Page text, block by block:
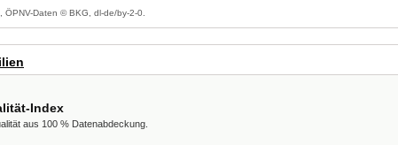
, ÖPNV-Daten © BKG, dl-de/by-2-0.
Index
aus 100 % Datenabdeckung.